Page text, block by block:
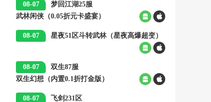
08-07
00:05
梦回江湖25服
武林闲侠（0.05折元卡盛宴）
08-07
星夜51区斗转武林（星夜高爆超变）
08-07
00:05
双生87服
双生幻想（内置0.1折打金版）
08-07 飞剑231区